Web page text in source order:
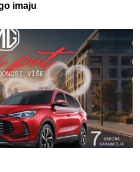
imaju